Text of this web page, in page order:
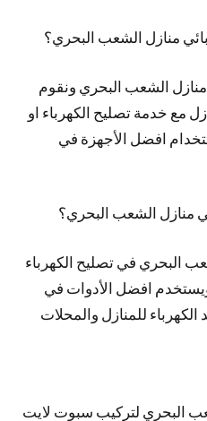
منازل الشعب البحري؟
الشعب البحري ونقوم
مع خدمة تصليح الكهرباء او
افضل الأجهزة في
منازل الشعب البحري؟
البحري في تصليح الكهرباء
ويستخدم افضل الأدوات في
للمنازل والمحلات
البحري لتركيب سبوت لايت